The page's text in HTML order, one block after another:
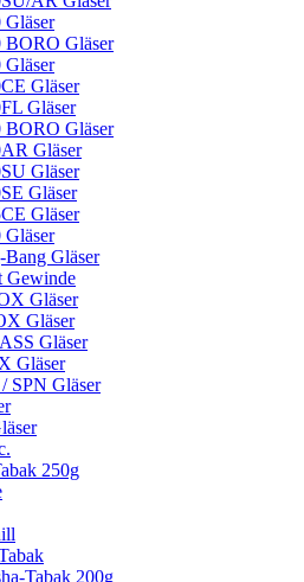
Gläser
BORO Gläser
Gläser
Gläser
Gläser
BORO Gläser
Gläser
Gläser
Gläser
Gläser
Gläser
Gläser
Gewinde
Gläser
Gläser
Gläser
Gläser
SPN Gläser
250g
Tabak 200g